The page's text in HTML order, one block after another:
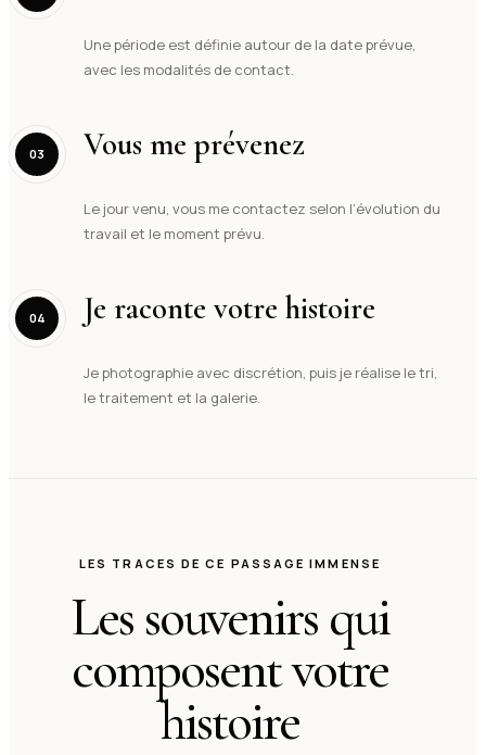
Une période est définie autour de la date prévue,
avec les modalités de contact.
03 Vous me prévenez
Le jour venu, vous me contactez selon l’évolution du
travail et le moment prévu.
04 Je raconte votre histoire
Je photographie avec discrétion, puis je réalise le tri,
le traitement et la galerie.
LES TRACES DE CE PASSAGE IMMENSE
Les souvenirs qui
composent votre
histoire